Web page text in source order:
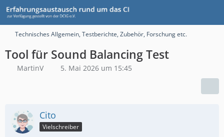
Technisches Allgemein, Testberichte, Zubehör, Forschung etc.
Tool für Sound Balancing Test
MartinV 5. Mai 2026 um 15:45
Cito
Vielschreiber